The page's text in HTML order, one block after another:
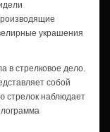
украшения
в стрелковое дело.
собой
стрелок наблюдает